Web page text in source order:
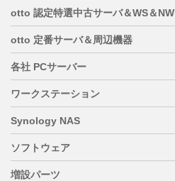
otto 認定特選中古サーバ＆WS＆NW
otto 定番サーバ＆周辺機器
各社 PCサーバー
ワークステーション
Synology NAS
ソフトウェア
増設パーツ